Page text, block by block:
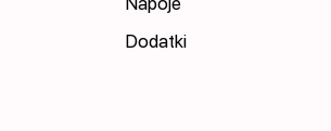
Dodatki